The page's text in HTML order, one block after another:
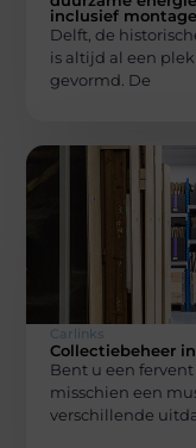
inclusief montage
Delft, de
is altijd al een
gevormd. De
Carlinks
Collectiebeheer
Bent u een
misschien een
verschillende